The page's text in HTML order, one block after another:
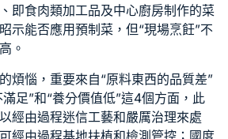
即食肉類加工品及中心廚房制作的菜
示能否應用預制菜，但“現場烹飪”不
。
煩惱，重要來自“原料東西的品質差”
足”和“養分價值低”這4個方面，此
經由過程迷信工藝和嚴厲治理來處
經由過程基地扶植和檢測管控；國度